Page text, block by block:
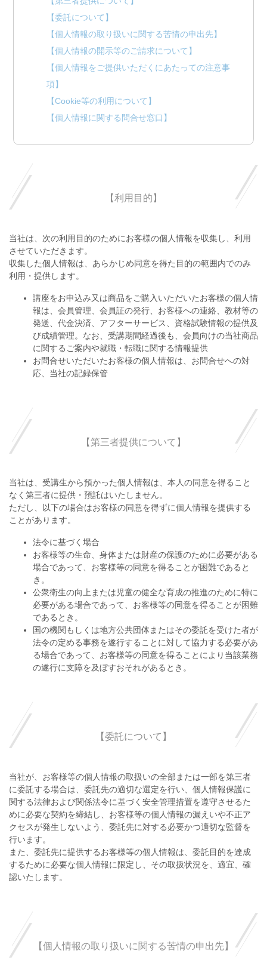
【委託について】
【個人情報の取り扱いに関する苦情の申出先】
【個人情報の開示等のご請求について】
【個人情報をご提供いただくにあたっての注意事
項】
【Cookie等の利用について】
【個人情報に関する問合せ窓口】
【利用目的】
当社は、次の利用目的のためにお客様の個人情報を収集し、利用
させていただきます。
収集した個人情報は、あらかじめ同意を得た目的の範囲内でのみ
利用・提供します。
講座をお申込み又は商品をご購入いただいたお客様の個人情
報は、会員管理、会員証の発行、お客様への連絡、教材等の
発送、代金決済、アフターサービス、資格試験情報の提供及
び成績管理。なお、受講期間経過後も、会員向けの当社商品
に関するご案内や就職・転職に関する情報提供
お問合せいただいたお客様の個人情報は、お問合せへの対
応、当社の記録保管
【第三者提供について】
当社は、受講生から預かった個人情報は、本人の同意を得ること
なく第三者に提供・預託はいたしません。
ただし、以下の場合はお客様の同意を得ずに個人情報を提供する
ことがあります。
法令に基づく場合
お客様等の生命、身体または財産の保護のために必要がある
場合であって、お客様等の同意を得ることが困難であると
き。
公衆衛生の向上または児童の健全な育成の推進のために特に
必要がある場合であって、お客様等の同意を得ることが困難
であるとき。
国の機関もしくは地方公共団体またはその委託を受けた者が
法令の定める事務を遂行することに対して協力する必要があ
る場合であって、お客様等の同意を得ることにより当該業務
の遂行に支障を及ぼすおそれがあるとき。
【委託について】
当社が、お客様等の個人情報の取扱いの全部または一部を第三者
に委託する場合は、委託先の適切な選定を行い、個人情報保護に
関する法律および関係法令に基づく安全管理措置を遵守させるた
めに必要な契約を締結し、お客様等の個人情報の漏えいや不正ア
クセスが発生しないよう、委託先に対する必要かつ適切な監督を
行います。
また、委託先に提供するお客様等の個人情報は、委託目的を達成
するために必要な個人情報に限定し、その取扱状況を、適宜、確
認いたします。
【個人情報の取り扱いに関する苦情の申出先】